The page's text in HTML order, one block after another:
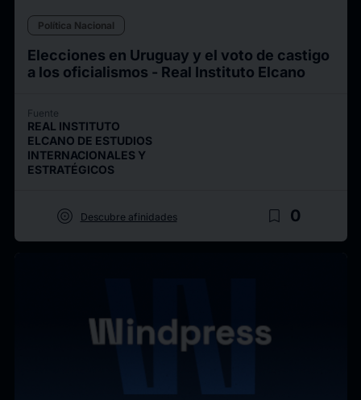
Política Nacional
Elecciones en Uruguay y el voto de castigo
a los oficialismos - Real Instituto Elcano
Fuente
REAL INSTITUTO
ELCANO DE ESTUDIOS
INTERNACIONALES Y
ESTRATÉGICOS
target Descubre afinidades bookmark_border 0